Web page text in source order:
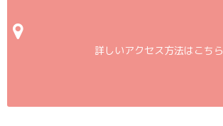
詳しいアクセス方法はこちら